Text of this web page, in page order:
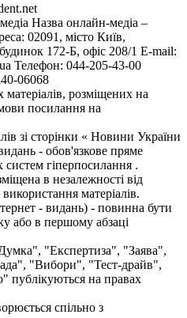
Назва онлайн-медіа –
02091, місто Київ,
172-Б, офіс 208/1 E-mail:
Телефон: 044-205-43-00
06068
розміщених на
посилання на
зі сторінки « Новини України
- обов'язкове пряме
гіперпосилання .
в незалежності від
матеріалів.
- видань) - повинна бути
або в першому абзаці
"Експертиза", "Заява",
"Вибори", "Тест-драйв",
на правах
спільно з